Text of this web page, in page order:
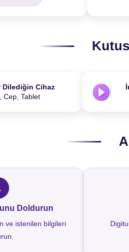
Dilediğin Cihaz
Cep, Tablet
Doldurun
ve istenilen bilgileri